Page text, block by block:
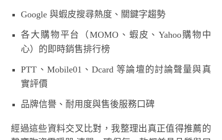
Google 與蝦皮搜尋熱度、關鍵字趨勢
各大購物平台（MOMO、蝦皮、Yahoo購物中
心）的即時銷售排行榜
PTT、Mobile01、Dcard 等論壇的討論聲量與真
實評價
品牌信譽、耐用度與售後服務口碑
經過這些資料交叉比對，我整理出真正值得推薦的